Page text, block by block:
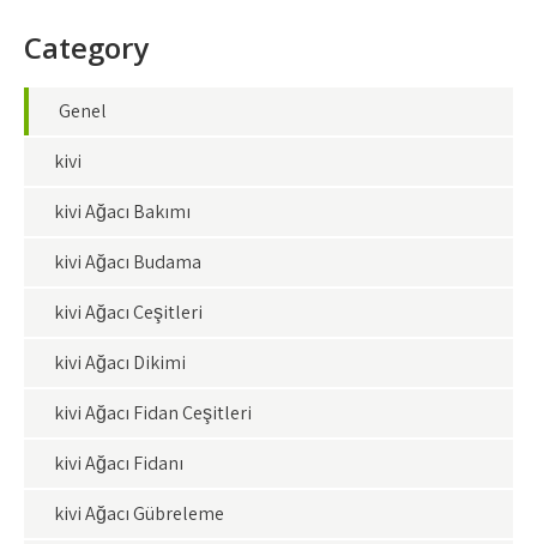
Category
Genel
kivi
kivi Ağacı Bakımı
kivi Ağacı Budama
kivi Ağacı Çeşitleri
kivi Ağacı Dikimi
kivi Ağacı Fidan Çeşitleri
kivi Ağacı Fidanı
kivi Ağacı Gübreleme